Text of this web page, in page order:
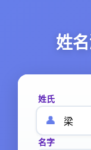
姓
姓氏
👤
名字